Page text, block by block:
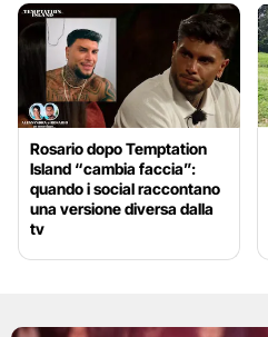
Rosario dopo Temptation
Island “cambia faccia”:
quando i social raccontano
una versione diversa dalla
tv